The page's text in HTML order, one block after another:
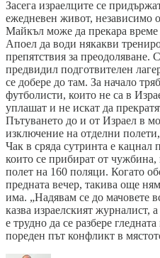
Засега израелците се
ежедневен живот, независимо
Майкъл може да прекара
Апоел да води някакви
препятствия за преодоляване.
предвидил подготвителен
се добере до там. За начало
футболисти, които не са в
уплашат и не искат да
Пътуването до и от Израел в
изключение на отделни
Чак в сряда сутринта е кацнал
които се прибират от
полет на 160 поляци. Когато
предната вечер, такива още
има. „Надявам се до мачовете
казва израелският журналист,
е трудно да се разбере
пореден път конфликт в